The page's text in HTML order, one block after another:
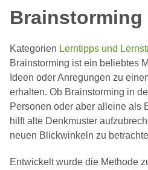
Brainstorming
Kategorien Lerntipps und
Brainstorming ist ein beliebtes
Ideen oder Anregungen zu
erhalten. Ob Brainstorming in
Personen oder aber alleine als
hilft alte Denkmuster
neuen Blickwinkeln zu
Entwickelt wurde die Methode